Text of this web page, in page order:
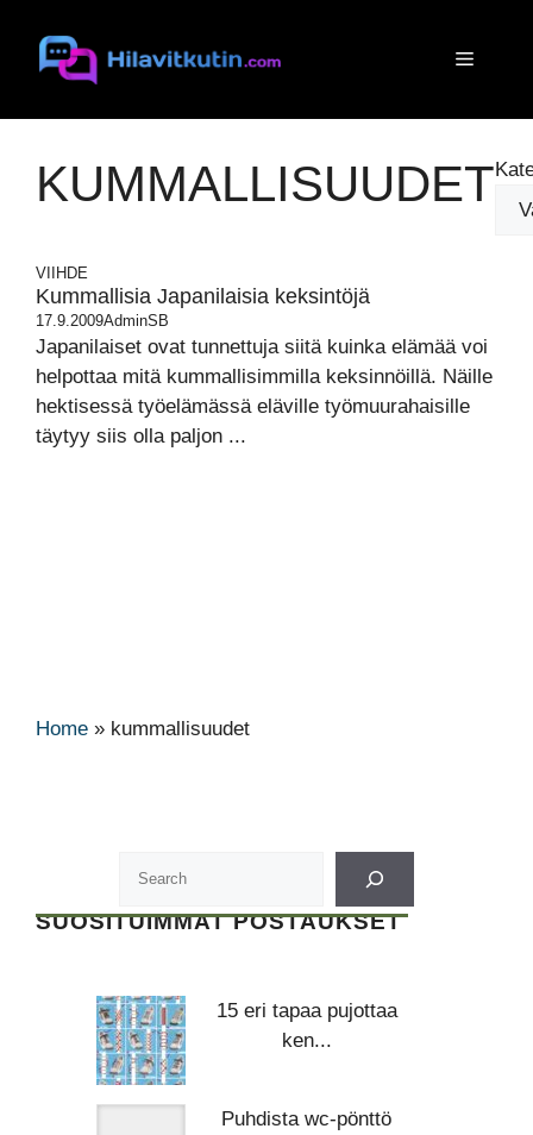
sisältöön
Valikko
KUMMALLISUUDET
VIIHDE
Kummallisia Japanilaisia keksintöjä
17.9.2009AdminSB
Japanilaiset ovat tunnettuja siitä kuinka elämää voi
helpottaa mitä kummallisimmilla keksinnöillä. Näille
hektisessä työelämässä eläville työmuurahaisille
täytyy siis olla paljon ...
Home » kummallisuudet
SUOSITUIMMAT POSTAUKSET
15 eri tapaa pujottaa
ken...
Puhdista wc-pönttö